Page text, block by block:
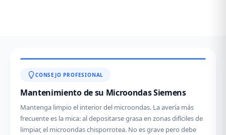
CONSEJO PROFESIONAL
Mantenimiento de su Microondas Siemens
Mantenga limpio el interior del microondas. La avería más
frecuente es la mica: al depositarse grasa en zonas difíciles de
limpiar, el microondas chisporrotea. No es grave pero debe